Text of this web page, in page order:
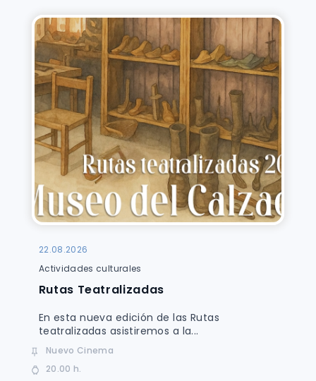
22.08.2026
Actividades culturales
Rutas Teatralizadas
En esta nueva edición de las Rutas
teatralizadas asistiremos a la...
Nuevo Cinema
20.00 h.